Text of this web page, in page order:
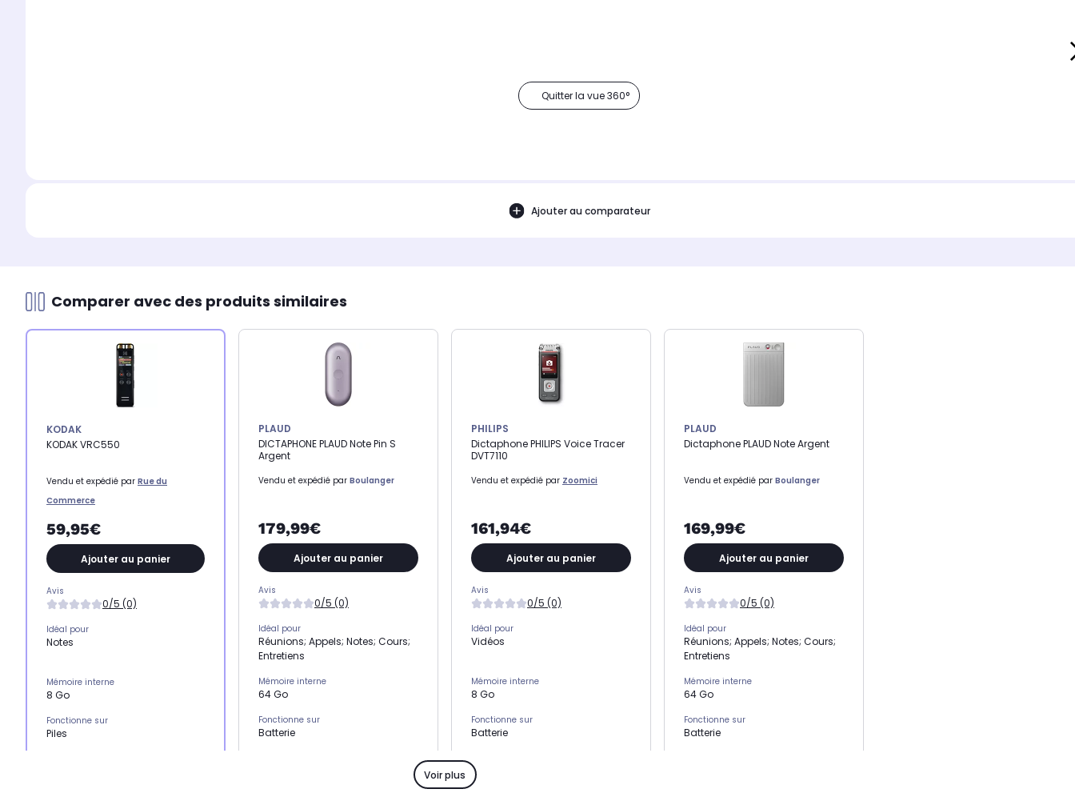
Quitter la vue 360°
Ajouter au comparateur
Comparer avec des produits similaires
KODAK
KODAK VRC550
Vendu et expédié par Rue du
Commerce
59,95€
Ajouter au panier
Avis
0/5 (0)
Idéal pour
Notes
Mémoire interne
8 Go
Fonctionne sur
Piles
PLAUD
DICTAPHONE PLAUD Note Pin S
Argent
Vendu et expédié par Boulanger
179,99€
Ajouter au panier
Avis
0/5 (0)
Idéal pour
Réunions; Appels; Notes; Cours;
Entretiens
Mémoire interne
64 Go
Fonctionne sur
Batterie
PHILIPS
Dictaphone PHILIPS Voice Tracer
DVT7110
Vendu et expédié par Zoomici
161,94€
Ajouter au panier
Avis
0/5 (0)
Idéal pour
Vidéos
Mémoire interne
8 Go
Fonctionne sur
Batterie
2.147 h
PLAUD
Dictaphone PLAUD Note Argent
Vendu et expédié par Boulanger
169,99€
Ajouter au panier
Avis
0/5 (0)
Idéal pour
Réunions; Appels; Notes; Cours;
Entretiens
Mémoire interne
64 Go
Fonctionne sur
Batterie
Voir plus